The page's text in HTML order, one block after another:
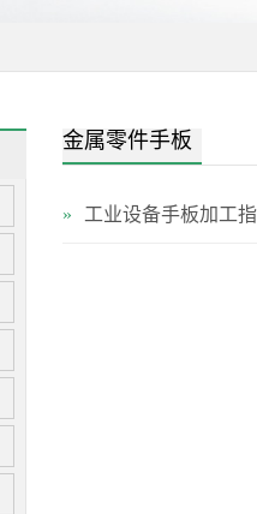
金属零件手板
» 工业设备手板加工